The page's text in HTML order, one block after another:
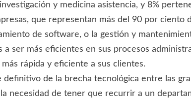
y medicina asistencia, y 8%
que representan más del 90 por
de software, o la gestión y
a ser más eficientes en sus procesos
rápida y eficiente a sus clientes.
de la brecha tecnológica entre las
necesidad de tener que recurrir a un